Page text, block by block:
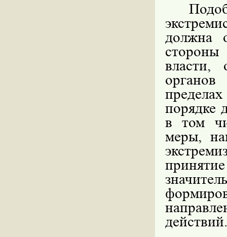
должна
стороны
власти,
порядке
в том
меры,
действий.